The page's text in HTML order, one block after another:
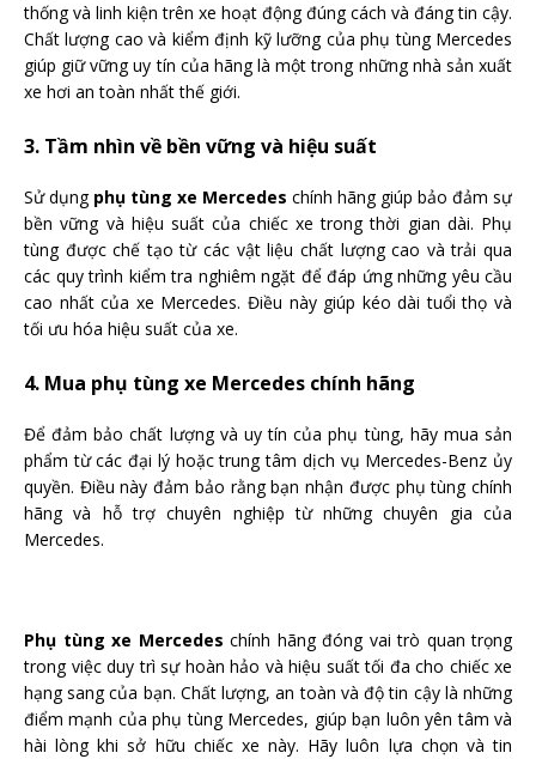
thống và linh kiện trên xe hoạt động đúng cách và đáng tin cậy.
Chất lượng cao và kiểm định kỹ lưỡng của phụ tùng Mercedes
giúp giữ vững uy tín của hãng là một trong những nhà sản xuất
xe hơi an toàn nhất thế giới.
3. Tầm nhìn về bền vững và hiệu suất
Sử dụngphụ tùng xe Mercedes chính hãng giúp bảo đảm sự
bền vững và hiệu suất của chiếc xe trong thời gian dài. Phụ
tùng được chế tạo từ các vật liệu chất lượng cao và trải qua
các quy trình kiểm tra nghiêm ngặt để đáp ứng những yêu cầu
cao nhất của xe Mercedes. Điều này giúp kéo dài tuổi thọ và
tối ưu hóa hiệu suất của xe.
4. Mua phụ tùng xe Mercedes chính hãng
Để đảm bảo chất lượng và uy tín của phụ tùng, hãy mua sản
phẩm từ các đại lý hoặc trung tâm dịch vụ Mercedes-Benz ủy
quyền. Điều này đảm bảo rằng bạn nhận được phụ tùng chính
hãng và hỗ trợ chuyên nghiệp từ những chuyên gia của
Mercedes.
Phụ tùng xe Mercedes chính hãng đóng vai trò quan trọng
trong việc duy trì sự hoàn hảo và hiệu suất tối đa cho chiếc xe
hạng sang của bạn. Chất lượng, an toàn và độ tin cậy là những
điểm mạnh của phụ tùng Mercedes, giúp bạn luôn yên tâm và
hài lòng khi sở hữu chiếc xe này. Hãy luôn lựa chọn và tin